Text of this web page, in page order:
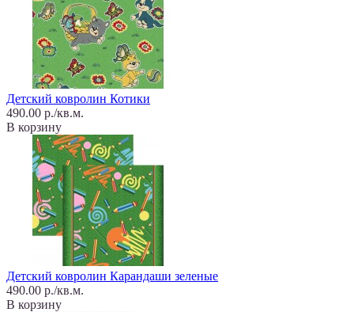
Детский ковролин Котики
490.00 р./кв.м.
В корзину
Детский ковролин Карандаши зеленые
490.00 р./кв.м.
В корзину